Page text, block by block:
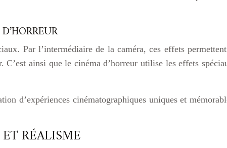
Par l’intermédiaire de la caméra, ces effets
ainsi que le cinéma d’horreur utilise les effets
d’expériences cinématographiques uniques et
RÉALISME